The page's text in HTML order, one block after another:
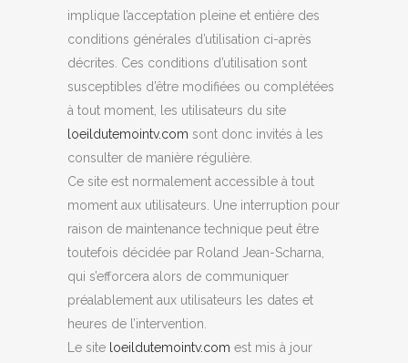
implique l’acceptation pleine et entière des
conditions générales d’utilisation ci-après
décrites. Ces conditions d’utilisation sont
susceptibles d’être modifiées ou complétées
à tout moment, les utilisateurs du site
loeildutemointv.com sont donc invités à les
consulter de manière régulière.
Ce site est normalement accessible à tout
moment aux utilisateurs. Une interruption pour
raison de maintenance technique peut être
toutefois décidée par Roland Jean-Scharna,
qui s’efforcera alors de communiquer
préalablement aux utilisateurs les dates et
heures de l’intervention.
Le site loeildutemointv.com est mis à jour